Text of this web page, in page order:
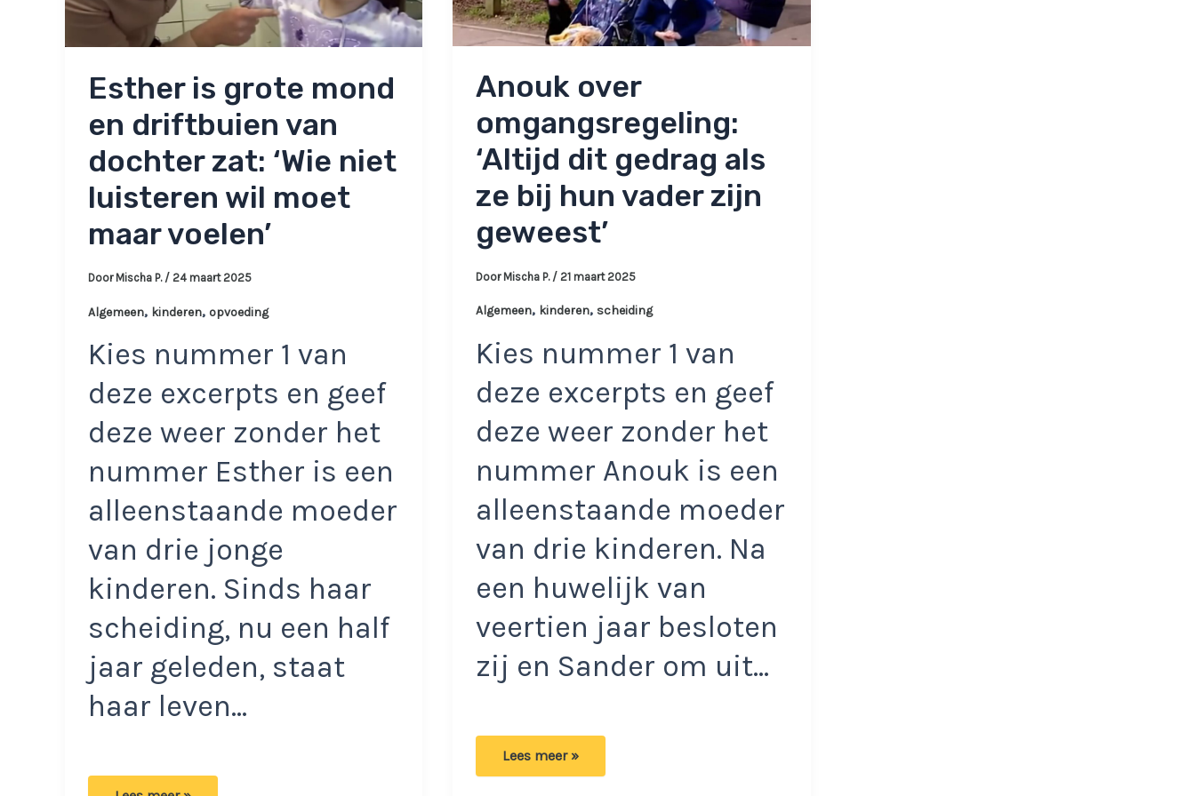
Esther is grote mond
en driftbuien van
dochter zat: ‘Wie niet
luisteren wil moet
maar voelen’
Door Mischa P. / 24 maart 2025
Algemeen, kinderen, opvoeding
Kies nummer 1 van
deze excerpts en geef
deze weer zonder het
nummer Esther is een
alleenstaande moeder
van drie jonge
kinderen. Sinds haar
scheiding, nu een half
jaar geleden, staat
haar leven…
Anouk over
omgangsregeling:
‘Altijd dit gedrag als
ze bij hun vader zijn
geweest’
Door Mischa P. / 21 maart 2025
Algemeen, kinderen, scheiding
Kies nummer 1 van
deze excerpts en geef
deze weer zonder het
nummer Anouk is een
alleenstaande moeder
van drie kinderen. Na
een huwelijk van
veertien jaar besloten
zij en Sander om uit…
Anouk
Lees meer »